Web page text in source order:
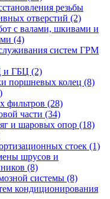
резьбы
отверстий (2)
с валами, шкивами и
(4)
систем ГРМ
и ГБЦ (2)
поршневых колец (8)
фильтров (28)
части (34)
и шаровых опор (18)
стоек (1)
шрусов и
(8)
системы (8)
кондиционирования